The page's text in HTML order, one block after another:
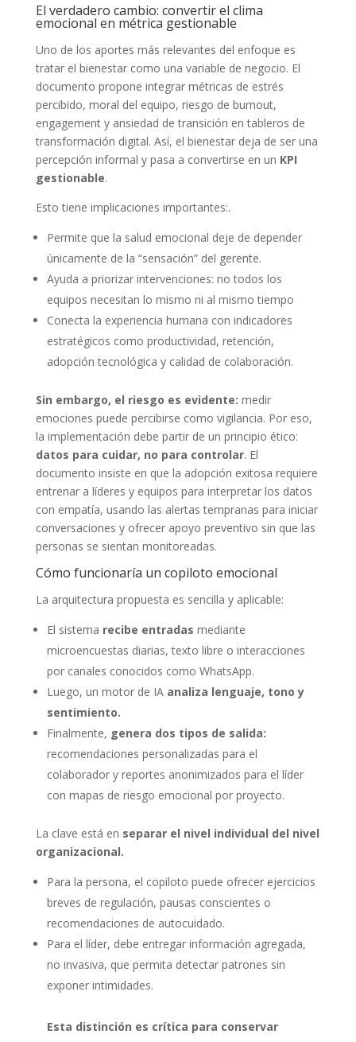
El verdadero cambio: convertir el clima
emocional en métrica gestionable
Uno de los aportes más relevantes del enfoque es
tratar el bienestar como una variable de negocio. El
documento propone integrar métricas de estrés
percibido, moral del equipo, riesgo de burnout,
engagement y ansiedad de transición en tableros de
transformación digital. Así, el bienestar deja de ser una
percepción informal y pasa a convertirse en un KPI
gestionable.
Esto tiene implicaciones importantes:.
Permite que la salud emocional deje de depender
únicamente de la “sensación” del gerente.
Ayuda a priorizar intervenciones: no todos los
equipos necesitan lo mismo ni al mismo tiempo
Conecta la experiencia humana con indicadores
estratégicos como productividad, retención,
adopción tecnológica y calidad de colaboración.
Sin embargo, el riesgo es evidente: medir
emociones puede percibirse como vigilancia. Por eso,
la implementación debe partir de un principio ético:
datos para cuidar, no para controlar. El
documento insiste en que la adopción exitosa requiere
entrenar a líderes y equipos para interpretar los datos
con empatía, usando las alertas tempranas para iniciar
conversaciones y ofrecer apoyo preventivo sin que las
personas se sientan monitoreadas.
Cómo funcionaría un copiloto emocional
La arquitectura propuesta es sencilla y aplicable:
El sistema recibe entradas mediante
microencuestas diarias, texto libre o interacciones
por canales conocidos como WhatsApp.
Luego, un motor de IA analiza lenguaje, tono y
sentimiento.
Finalmente, genera dos tipos de salida:
recomendaciones personalizadas para el
colaborador y reportes anonimizados para el líder
con mapas de riesgo emocional por proyecto.
La clave está en separar el nivel individual del nivel
organizacional.
Para la persona, el copiloto puede ofrecer ejercicios
breves de regulación, pausas conscientes o
recomendaciones de autocuidado.
Para el líder, debe entregar información agregada,
no invasiva, que permita detectar patrones sin
exponer intimidades.
Esta distinción es crítica para conservar